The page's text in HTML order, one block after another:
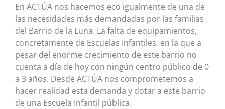
En ACTÚA nos hacemos eco igualmente de una de
las necesidades más demandadas por las familias
del Barrio de la Luna. La falta de equipamientos,
concretamente de Escuelas Infantiles, en la que a
pesar del enorme crecimiento de este barrio no
cuenta a día de hoy con ningún centro público de 0
a 3 años. Desde ACTÚA nos comprometemos a
hacer realidad esta demanda y dotar a este barrio
de una Escuela Infantil pública.